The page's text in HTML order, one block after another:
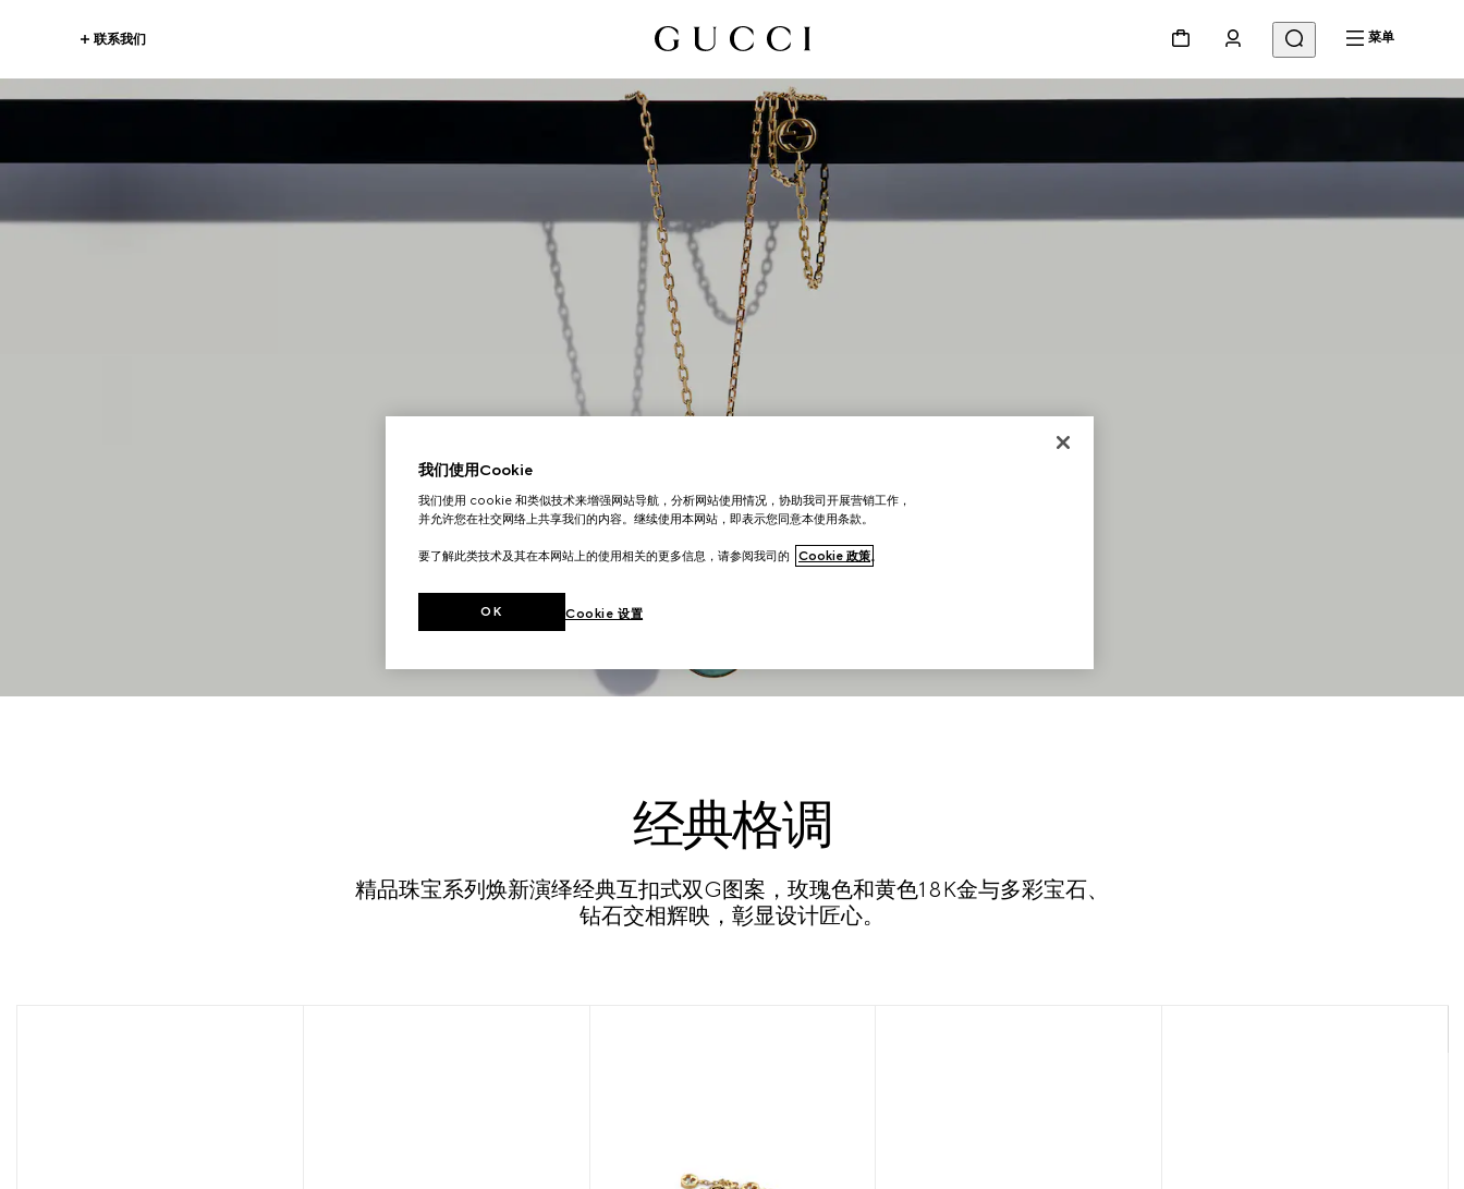
联系我们 菜单
GUCCI INTERLOCKING
经典格调
精品珠宝系列焕新演绎经典互扣式双G图案，玫瑰色和黄色18K金与多彩宝石、
钻石交相辉映，彰显设计匠心。
我们使用Cookie
我们使用 cookie 和类似技术来增强网站导航，分析网站使用情况，协助我司开展营销工作，
并允许您在社交网络上共享我们的内容。继续使用本网站，即表示您同意本使用条款。
要了解此类技术及其在本网站上的使用相关的更多信息，请参阅我司的 Cookie 政策。
Cookie 设置
OK